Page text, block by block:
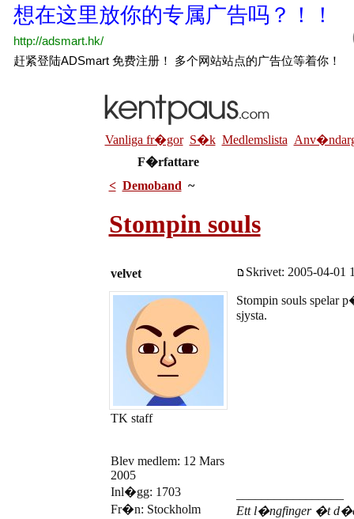
Vanliga fr�gor S�k Medlemslista
F�rfattare
< Demoband ~
Stompin souls
velvet Skrivet: 2005-04-01
TK staff
Blev medlem: 12 Mars
2005
Inl�gg: 1703
Fr�n: Stockholm
Stompin souls spelar
sjysta.
Ett l�ngfinger �t